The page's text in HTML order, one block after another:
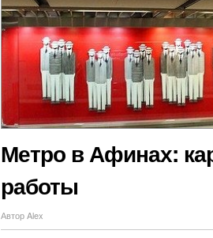
Метро в Афинах:
работы
Автор Alex